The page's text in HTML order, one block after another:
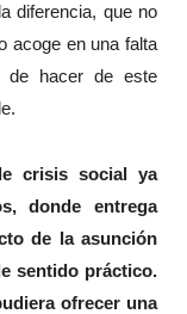
diferencia, que no
acoge en una falta
de hacer de este
crisis social ya
donde entrega
de la asunción
sentido práctico.
ofrecer una